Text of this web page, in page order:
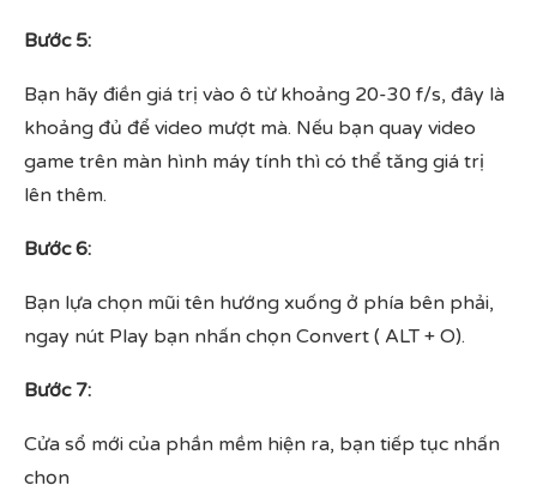
Bước 5:
Bạn hãy điền giá trị vào ô từ khoảng 20-30 f/s, đây là
khoảng đủ để video mượt mà. Nếu bạn quay video
game trên màn hình máy tính thì có thể tăng giá trị
lên thêm.
Bước 6:
Bạn lựa chọn mũi tên hướng xuống ở phía bên phải,
ngay nút Play bạn nhấn chọn Convert ( ALT + O).
Bước 7:
Cửa sổ mới của phần mềm hiện ra, bạn tiếp tục nhấn
chọn